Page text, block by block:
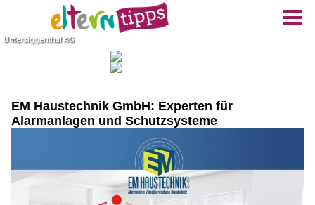
EM Haustechnik GmbH: Experten für
Alarmanlagen und Schutzsysteme